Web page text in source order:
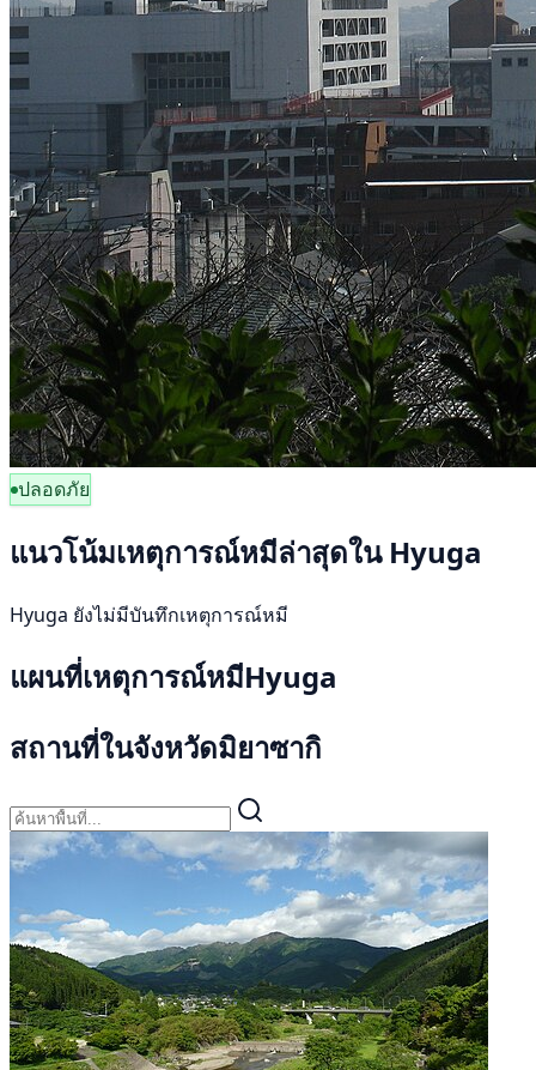
ปลอดภัย
แนวโน้มเหตุการณ์หมีล่าสุดใน Hyuga
Hyuga ยังไม่มีบันทึกเหตุการณ์หมี
แผนที่เหตุการณ์หมีHyuga
สถานที่ในจังหวัดมิยาซากิ